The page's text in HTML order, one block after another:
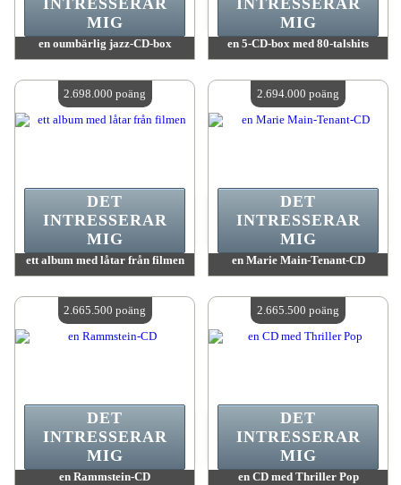
en oumbärlig jazz-CD-box
Antal tillgängliga:4
MIG
en 5-CD-box med 80-talshits
Antal tillgängliga:4
MIG
ett album med låtar från filmen
Antal tillgängliga:4
DET
INTRESSERAR
MIG
2.698.000 poäng
en Marie Main-Tenant-CD
Antal tillgängliga:4
DET
INTRESSERAR
MIG
2.694.000 poäng
en Rammstein-CD
DET
INTRESSERAR
MIG
2.665.500 poäng
en CD med Thriller Pop
DET
INTRESSERAR
MIG
2.665.500 poäng